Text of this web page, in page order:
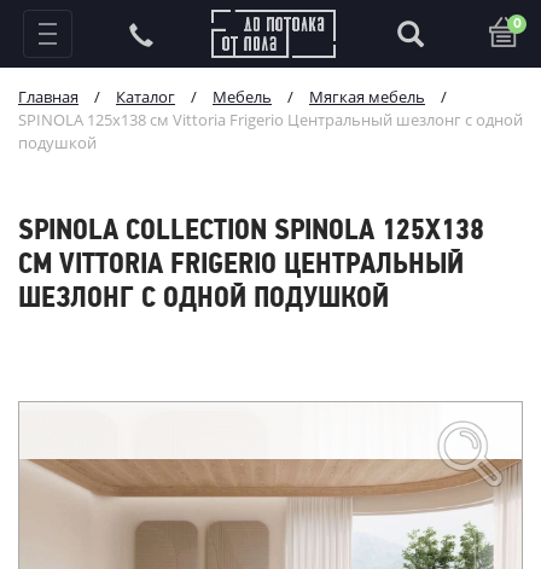
0
Главная / Каталог / Мебель / Мягкая мебель
/
SPINOLA 125х138 см Vittoria Frigerio Центральный шезлонг с одной
подушкой
SPINOLA COLLECTION SPINOLA 125Х138
СМ VITTORIA FRIGERIO ЦЕНТРАЛЬНЫЙ
ШЕЗЛОНГ С ОДНОЙ ПОДУШКОЙ